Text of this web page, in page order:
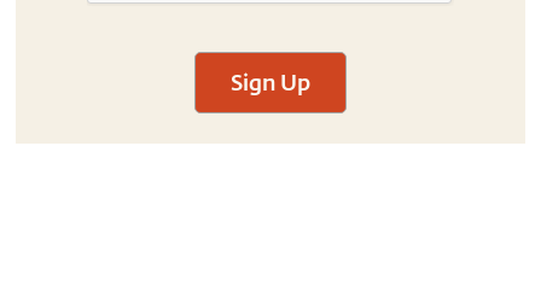
Sign Up